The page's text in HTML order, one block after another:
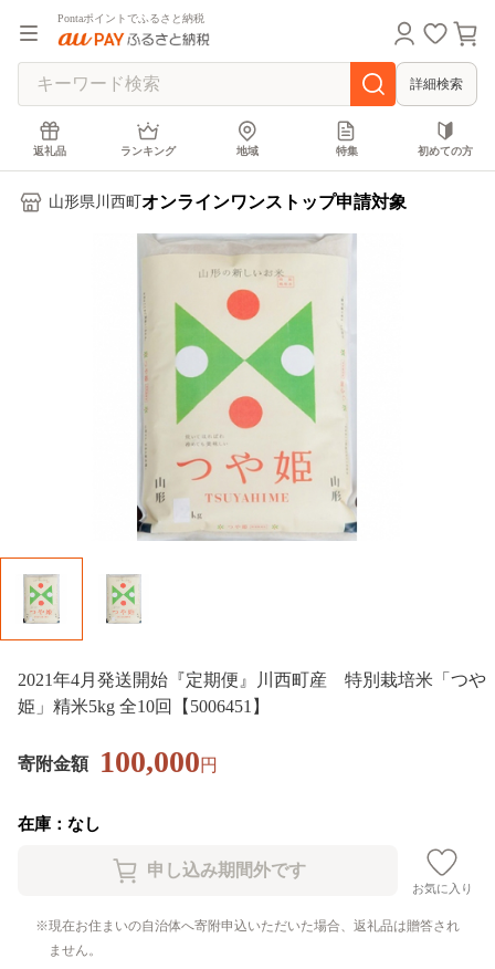
Pontaポイントでふるさと納税
詳細検索
返礼品 ランキング 地域 特集 初めての方
山形県川西町 オンラインワンストップ申請対象
2021年4月発送開始『定期便』川西町産 特別栽培米「つや
姫」精米5kg 全10回【5006451】
寄附金額 100,000円
在庫：なし
お気に入り
現在お住まいの自治体へ寄附申込いただいた場合、返礼品は贈答され
ません。